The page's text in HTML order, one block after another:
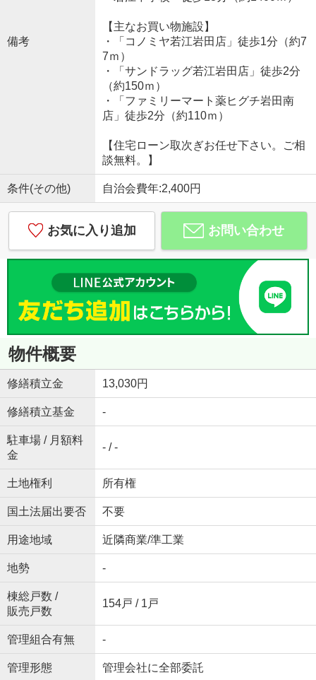
備考
【主なお買い物施設】
・「コノミヤ若江岩田店」徒歩1分（約7
7ｍ）
・「サンドラッグ若江岩田店」徒歩2分
（約150ｍ）
・「ファミリーマート薬ヒグチ岩田南
店」徒歩2分（約110ｍ）
【住宅ローン取次ぎお任せ下さい。ご相
談無料。】
条件(その他) 自治会費年:2,400円
お気に入り追加 お問い合わせ
物件概要
修繕積立金 13,030円
修繕積立基金 -
駐車場 / 月額料
金
- / -
土地権利 所有権
国土法届出要否 不要
用途地域 近隣商業/準工業
地勢 -
棟総戸数 /
販売戸数
154戸 / 1戸
管理組合有無 -
管理形態 管理会社に全部委託